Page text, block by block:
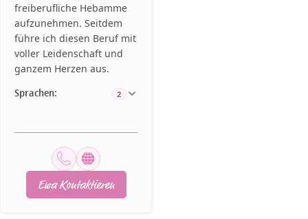
freiberufliche Hebamme
aufzunehmen. Seitdem
führe ich diesen Beruf mit
voller Leidenschaft und
ganzem Herzen aus.
Sprachen: 2
Ewa Kontaktieren